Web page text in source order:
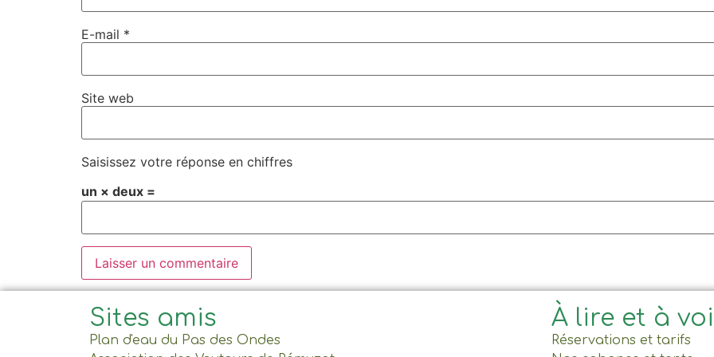
E-mail *
Site web
Saisissez votre réponse en chiffres
un × deux =
Sites amis
Plan d'eau du Pas des Ondes
À lire et à
Réservations et tarifs